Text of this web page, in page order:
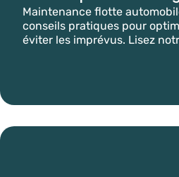
Maintenance flotte
conseils pratiques pour
éviter les imprévus. Lisez